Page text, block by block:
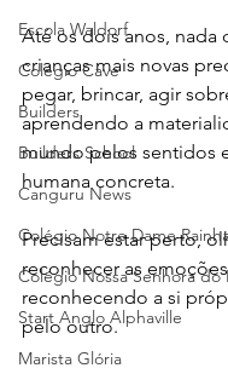
Escola Waldorf
Colégio Cave
Builders
Builders School
Canguru News
Colégio Notre Dame
Colégio Nossa Senhora do
Start Anglo Alphaville
Marista Glória
Até os dois anos, nada
crianças mais novas
pegar, brincar, agir
aprendendo a
mundo pelos sentidos
humana concreta.
Precisam estar perto,
reconhecer as
reconhecendo a si
pelo outro.